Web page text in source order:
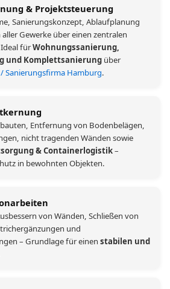
& Projektsteuerung
Sanierungskonzept, Ablaufplanung
Gewerke über einen zentralen
fürWohnungssanierung,
und Komplettsanierung über
Sanierungsfirma Hamburg.
Entfernung von Bodenbelägen,
nicht tragenden Wänden sowie
& Containerlogistik–
in bewohnten Objekten.
von Wänden, Schließen von
und
– Grundlage für einen stabilen und